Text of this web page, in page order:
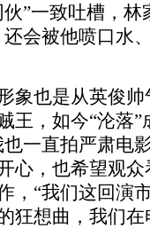
”一致吐槽，
会被他喷口水
也是从英俊帅
王，如今“沦落
一直拍严肃电
心，也希望观
，“我们这回演
狂想曲，我们